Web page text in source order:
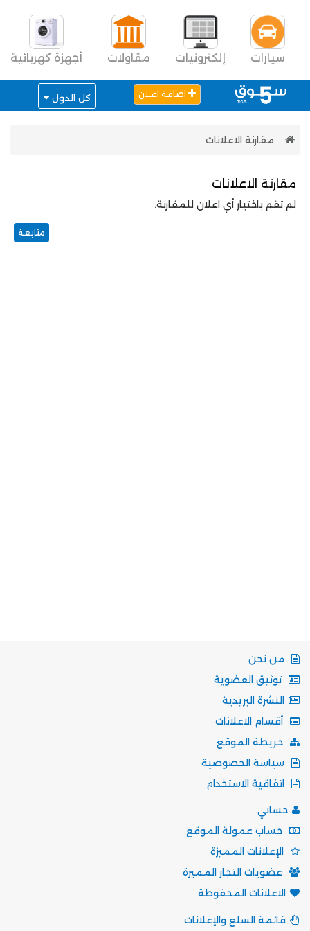
سيارات إلكترونيات مقاولات أجهزة كهربائية
اضافة اعلان كل الدول
مقارنة الاعلانات
مقارنة الاعلانات
لم تقم باختيار أي اعلان للمقارنة.
متابعة
من نحن
توثيق العضوية
النشرة البريدية
أقسام الاعلانات
خريطة الموقع
سياسة الخصوصية
اتفاقية الاستخدام
حسابي
حساب عمولة الموقع
الإعلانات المميزة
عضويات التجار المميزة
الاعلانات المحفوظة
قائمة السلع والإعلانات